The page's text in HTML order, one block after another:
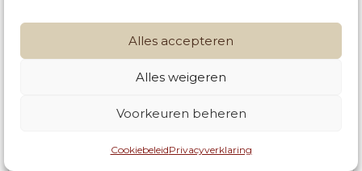
Alles accepteren
Alles weigeren
Voorkeuren beheren
CookiebeleidPrivacyverklaring
info@serrusnv.be
De uitvaartdienst zal plaatsvinden in beperkte